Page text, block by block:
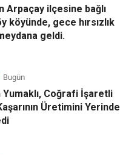
Arpaçay ilçesine bağlı
köyünde, gece hırsızlık
geldi.
Bugün
Yumaklı, Coğrafi İşaretli
Üretimini Yerinde